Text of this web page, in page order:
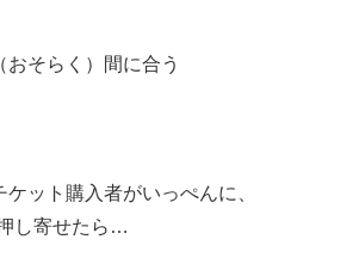
そらく）間に合う
ット購入者がいっぺんに、
し寄せたら…